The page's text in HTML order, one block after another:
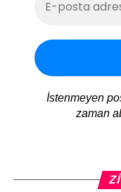
İstenmeyen
zaman